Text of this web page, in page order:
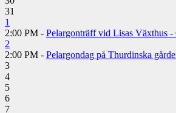
31
1
2:00 PM - Pelargonträff vid Lisas Växthus
2
2:00 PM - Pelargondag på Thurdinska
3
4
5
6
7